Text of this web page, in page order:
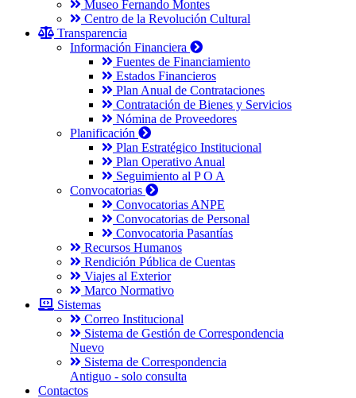
Museo Fernando Montes
Centro de la Revolución Cultural
Transparencia
Información Financiera
Fuentes de Financiamiento
Estados Financieros
Plan Anual de Contrataciones
Contratación de Bienes y Servicios
Nómina de Proveedores
Planificación
Plan Estratégico Institucional
Plan Operativo Anual
Seguimiento al P O A
Convocatorias
Convocatorias ANPE
Convocatorias de Personal
Convocatoria Pasantías
Recursos Humanos
Rendición Pública de Cuentas
Viajes al Exterior
Marco Normativo
Sistemas
Correo Institucional
Sistema de Gestión de Correspondencia
Nuevo
Sistema de Correspondencia
Antiguo - solo consulta
Contactos